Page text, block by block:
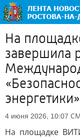
На
завершила
энергетики»
4 июня 2026, 10:07
На площадке